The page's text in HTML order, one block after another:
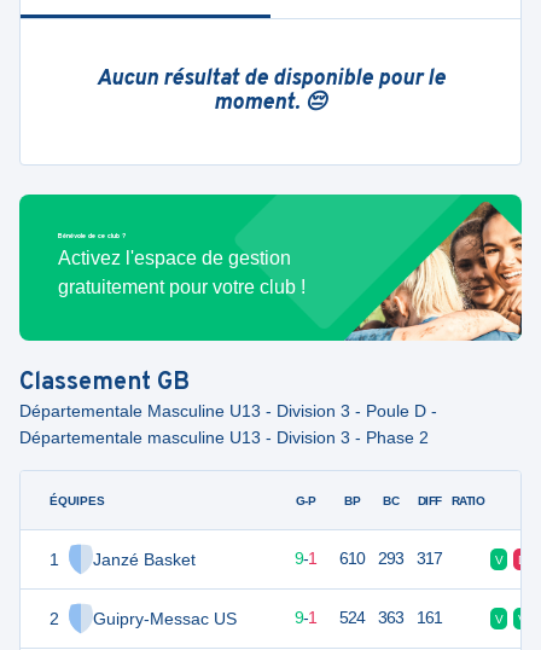
Aucun résultat de disponible pour le
moment. 😔
Bénévole de ce club ?
Activez l'espace de gestion
gratuitement pour votre club !
Classement GB
Départementale Masculine U13 - Division 3 - Poule D -
Départementale masculine U13 - Division 3 - Phase 2
ÉQUIPES
1 Janzé Basket
2 Guipry-Messac US
G-P BP BC DIFF RATIO
9-1 610 293 317 V D
19 9-1 524 363 161 V V